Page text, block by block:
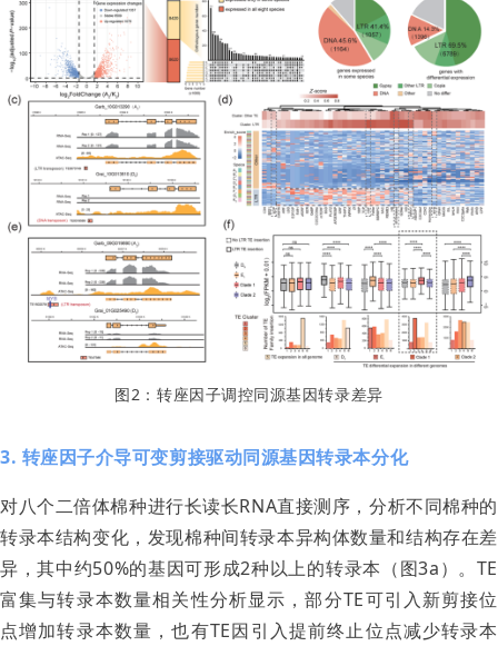
图2：转座因子调控同源基因转录差异
3. 转座因子介导可变剪接驱动同源基因转录本分化
对八个二倍体棉种进行长读长RNA直接测序，分析不同棉种的
转录本结构变化，发现棉种间转录本异构体数量和结构存在差
异，其中约50%的基因可形成2种以上的转录本（图3a）。TE
富集与转录本数量相关性分析显示，部分TE可引入新剪接位
点增加转录本数量，也有TE因引入提前终止位点减少转录本